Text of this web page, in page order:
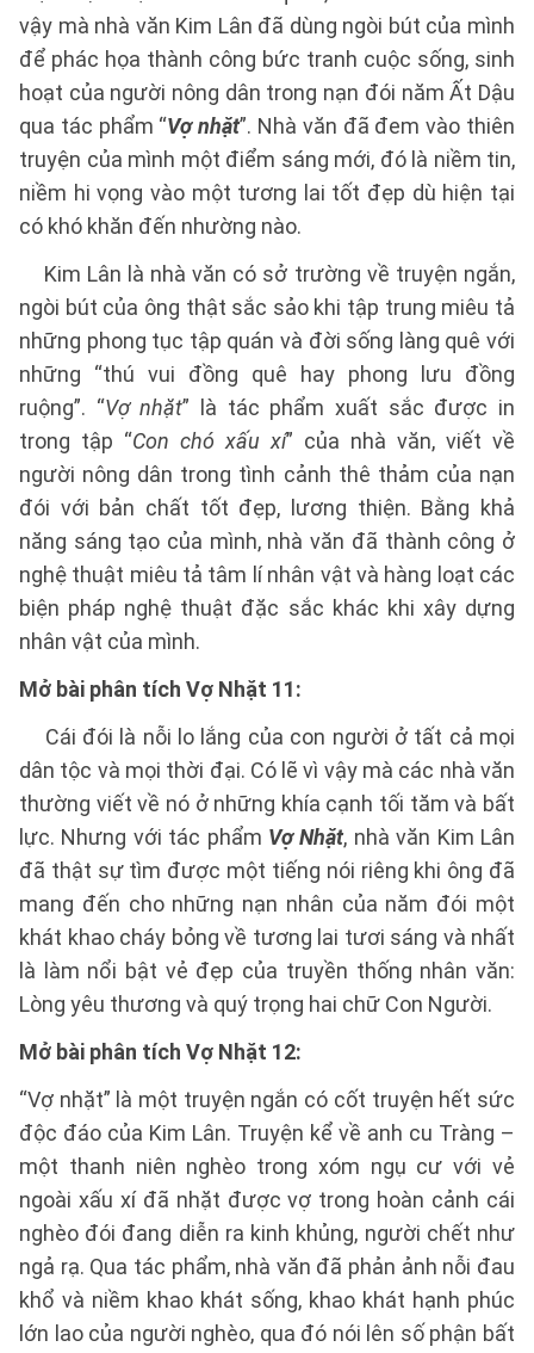
vậy mà nhà văn Kim Lân đã dùng ngòi bút của mình
để phác họa thành công bức tranh cuộc sống, sinh
hoạt của người nông dân trong nạn đói năm Ất Dậu
qua tác phẩm “Vợ nhặt”. Nhà văn đã đem vào thiên
truyện của mình một điểm sáng mới, đó là niềm tin,
niềm hi vọng vào một tương lai tốt đẹp dù hiện tại
có khó khăn đến nhường nào.
Kim Lân là nhà văn có sở trường về truyện ngắn,
ngòi bút của ông thật sắc sảo khi tập trung miêu tả
những phong tục tập quán và đời sống làng quê với
những “thú vui đồng quê hay phong lưu đồng
ruộng”. “Vợ nhặt” là tác phẩm xuất sắc được in
trong tập “Con chó xấu xí” của nhà văn, viết về
người nông dân trong tình cảnh thê thảm của nạn
đói với bản chất tốt đẹp, lương thiện. Bằng khả
năng sáng tạo của mình, nhà văn đã thành công ở
nghệ thuật miêu tả tâm lí nhân vật và hàng loạt các
biện pháp nghệ thuật đặc sắc khác khi xây dựng
nhân vật của mình.
Mở bài phân tích Vợ Nhặt 11:
Cái đói là nỗi lo lắng của con người ở tất cả mọi
dân tộc và mọi thời đại. Có lẽ vì vậy mà các nhà văn
thường viết về nó ở những khía cạnh tối tăm và bất
lực. Nhưng với tác phẩm Vợ Nhặt, nhà văn Kim Lân
đã thật sự tìm được một tiếng nói riêng khi ông đã
mang đến cho những nạn nhân của năm đói một
khát khao cháy bỏng về tương lai tươi sáng và nhất
là làm nổi bật vẻ đẹp của truyền thống nhân văn:
Lòng yêu thương và quý trọng hai chữ Con Người.
Mở bài phân tích Vợ Nhặt 12:
“Vợ nhặt” là một truyện ngắn có cốt truyện hết sức
độc đáo của Kim Lân. Truyện kể về anh cu Tràng –
một thanh niên nghèo trong xóm ngụ cư với vẻ
ngoài xấu xí đã nhặt được vợ trong hoàn cảnh cái
nghèo đói đang diễn ra kinh khủng, người chết như
ngả rạ. Qua tác phẩm, nhà văn đã phản ảnh nỗi đau
khổ và niềm khao khát sống, khao khát hạnh phúc
lớn lao của người nghèo, qua đó nói lên số phận bất